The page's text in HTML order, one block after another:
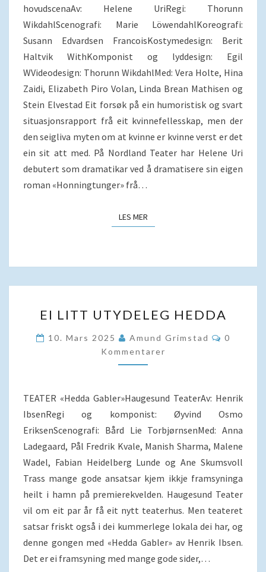
hovudscenaAv: Helene UriRegi: Thorunn
WikdahlScenografi: Marie LöwendahlKoreografi:
Susann Edvardsen FrancoisKostymedesign: Berit
Haltvik WithKomponist og lyddesign: Egil
WVideodesign: Thorunn WikdahlMed: Vera Holte, Hina
Zaidi, Elizabeth Piro Volan, Linda Brean Mathisen og
Stein Elvestad Eit forsøk på ein humoristisk og svart
situasjonsrapport frå eit kvinnefellesskap, men der
den seigliva myten om at kvinne er kvinne verst er det
ein sit att med. På Nordland Teater har Helene Uri
debutert som dramatikar ved å dramatisere sin eigen
roman «Honningtunger» frå…
LES MERLES MER
LITT
UTYDELEG
HEDDA
EI LITT UTYDELEG HEDDA
10. Mars 2025 Amund Grimstad
0
Kommentarer
TEATER «Hedda Gabler»Haugesund TeaterAv: Henrik
IbsenRegi og komponist: Øyvind Osmo
EriksenScenografi: Bård Lie TorbjørnsenMed: Anna
Ladegaard, Pål Fredrik Kvale, Manish Sharma, Malene
Wadel, Fabian Heidelberg Lunde og Ane Skumsvoll
Trass mange gode ansatsar kjem ikkje framsyninga
heilt i hamn på premierekvelden. Haugesund Teater
vil om eit par år få eit nytt teaterhus. Men teateret
satsar friskt også i dei kummerlege lokala dei har, og
denne gongen med «Hedda Gabler» av Henrik Ibsen.
Det er ei framsyning med mange gode sider,…